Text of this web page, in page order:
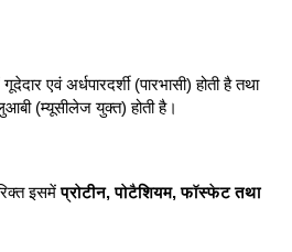
एवं अर्धपारदर्शी (पारभासी) होती है तथा
(म्यूसीलेज युक्त) होती है।
इसमेंप्रोटीन, पोटैशियम, फॉस्फेट तथा